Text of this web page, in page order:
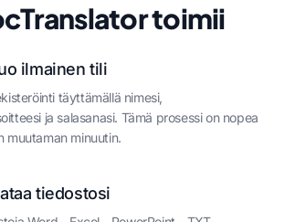
toimii
ilmainen tili
täyttämällä nimesi,
ja salasanasi. Tämä prosessi on nopea
muutaman minuutin.
tiedostosi